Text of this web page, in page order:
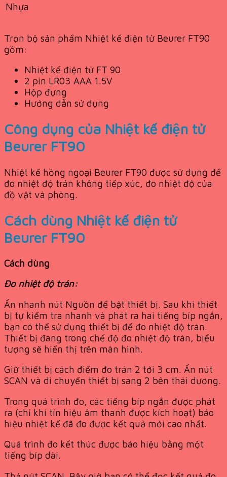
Nhựa
Trọn bộ sản phẩm Nhiệt kế điện tử Beurer FT90
gồm:
Nhiệt kế điện tử FT 90
2 pin LR03 AAA 1.5V
Hộp đựng
Hướng dẫn sử dụng
Công dụng của Nhiệt kế điện tử
Beurer FT90
Nhiệt kế hồng ngoại Beurer FT90 được sử dụng để
đo nhiệt độ trán không tiếp xúc, đo nhiệt độ của
đồ vật và phòng.
Cách dùng Nhiệt kế điện tử
Beurer FT90
Cách dùng
Đo nhiệt độ trán:
Ấn nhanh nút Nguồn để bật thiết bị. Sau khi thiết
bị tự kiểm tra nhanh và phát ra hai tiếng bíp ngắn,
bạn có thể sử dụng thiết bị để đo nhiệt độ trán.
Thiết bị đang trong chế độ đo nhiệt độ trán, biểu
tượng sẽ hiển thị trên màn hình.
Giữ thiết bị cách điểm đo trán 2 tới 3 cm. Ấn nút
SCAN và di chuyển thiết bị sang 2 bên thái dương.
Trong quá trình đo, các tiếng bíp ngắn được phát
ra (chỉ khi tín hiệu âm thanh được kích hoạt) báo
hiệu nhiệt kế đã đo được kết quả mới cao nhất.
Quá trình đo kết thúc được báo hiệu bằng một
tiếng bíp dài.